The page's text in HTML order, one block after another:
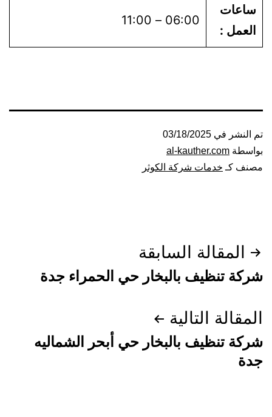
ساعات
العمل :
06:00 – 11:00
تم النشر في 03/18/2025
بواسطة al-kauther.com
مصنف كـ خدمات شركة الكوثر
تصفّح
المقالات
المقالة السابقة
شركة تنظيف بالبخار حي الحمراء جدة
المقالة التالية
شركة تنظيف بالبخار حي أبحر الشماليه
جدة